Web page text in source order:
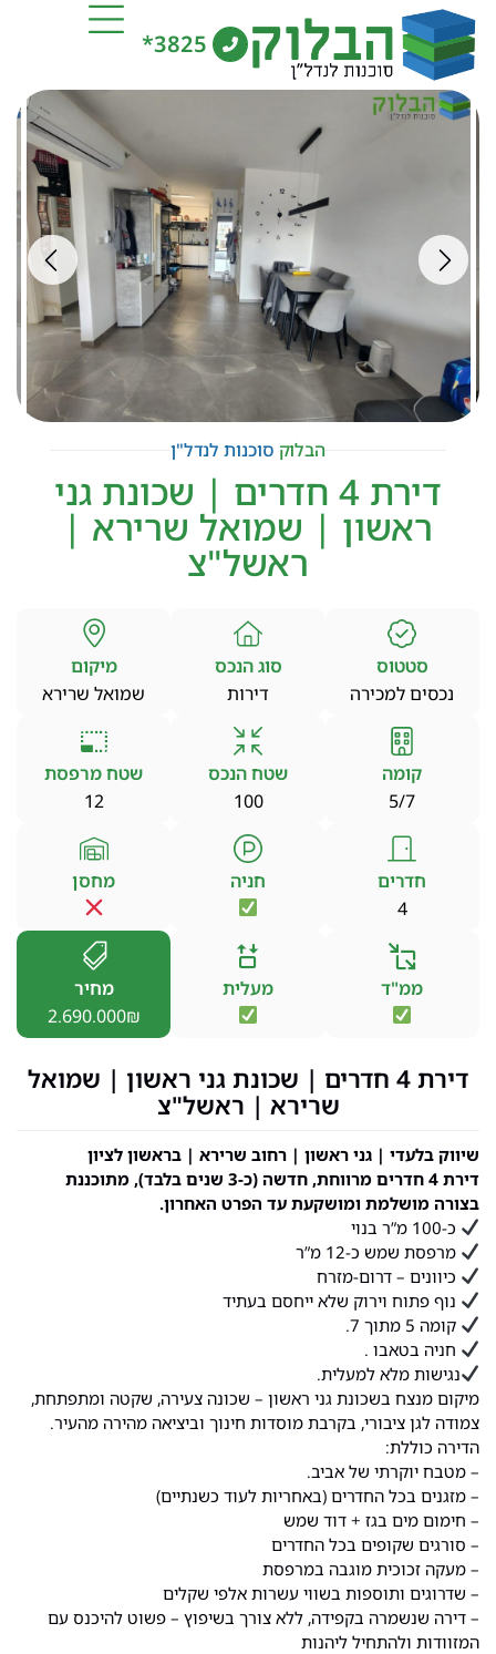
3825*
הבלוק סוכנות לנדל"ן
דירת 4 חדרים | שכונת גני
ראשון | שמואל שרירא |
ראשל"צ
סטטוס
נכסים למכירה
סוג הנכס
דירות
מיקום
שמואל שרירא
קומה
5/7
שטח הנכס
100
שטח מרפסת
12
חדרים
4
חניה מחסן
ממ"ד מעלית
מחיר
2.690.000₪
דירת 4 חדרים | שכונת גני ראשון | שמואל
שרירא | ראשל"צ
שיווק בלעדי | גני ראשון | רחוב שרירא | בראשון לציון
דירת 4 חדרים מרווחת, חדשה (כ-3 שנים בלבד), מתוכננת
בצורה מושלמת ומושקעת עד הפרט האחרון.
כ-100 מ”ר בנוי
מרפסת שמש כ-12 מ”ר
כיוונים – דרום-מזרח
נוף פתוח וירוק שלא ייחסם בעתיד
קומה 5 מתוך 7.
חניה בטאבו .
נגישות מלא למעלית.
מיקום מנצח בשכונת גני ראשון – שכונה צעירה, שקטה ומתפתחת,
צמודה לגן ציבורי, בקרבת מוסדות חינוך וביציאה מהירה מהעיר.
הדירה כוללת:
– מטבח יוקרתי של אביב.
– מזגנים בכל החדרים (באחריות לעוד כשנתיים)
– חימום מים בגז + דוד שמש
– סורגים שקופים בכל החדרים
– מעקה זכוכית מוגבה במרפסת
– שדרוגים ותוספות בשווי עשרות אלפי שקלים
– דירה שנשמרה בקפידה, ללא צורך בשיפוץ – פשוט להיכנס עם
המזוודות ולהתחיל ליהנות